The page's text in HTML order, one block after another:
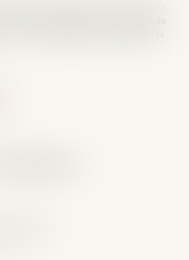
le 23 septembre 2017 au Togo. Le
a assigné son épouse en nullité du